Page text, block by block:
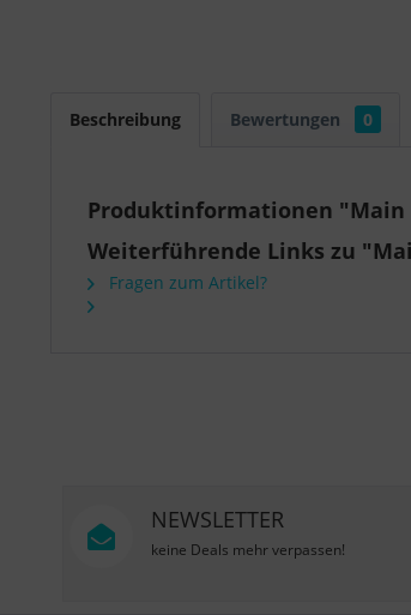
Beschreibung Bewertungen 0
Produktinformationen "Main
Weiterführende Links zu
Fragen zum Artikel?
NEWSLETTER
keine Deals mehr verpassen!